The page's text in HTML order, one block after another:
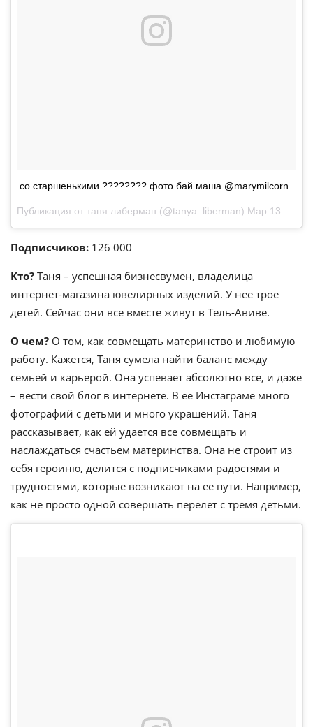
со старшенькими ???????? фото бай маша @marymilcorn
Публикация от таня либерман (@tanya_liberman) Мар 13 2016 в 5:40 PDT
Подписчиков: 126 000
Кто? Таня – успешная бизнесвумен, владелица
интернет-магазина ювелирных изделий. У нее трое
детей. Сейчас они все вместе живут в Тель-Авиве.
О чем? О том, как совмещать материнство и любимую
работу. Кажется, Таня сумела найти баланс между
семьей и карьерой. Она успевает абсолютно все, и даже
– вести свой блог в интернете. В ее Инстаграме много
фотографий с детьми и много украшений. Таня
рассказывает, как ей удается все совмещать и
наслаждаться счастьем материнства. Она не строит из
себя героиню, делится с подписчиками радостями и
трудностями, которые возникают на ее пути. Например,
как не просто одной совершать перелет с тремя детьми.